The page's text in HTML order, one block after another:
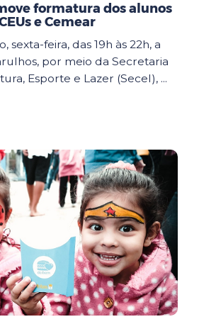
formatura dos alunos
e Cemear
sexta-feira, das 19h às 22h, a
por meio da Secretaria
Esporte e Lazer (Secel), ...